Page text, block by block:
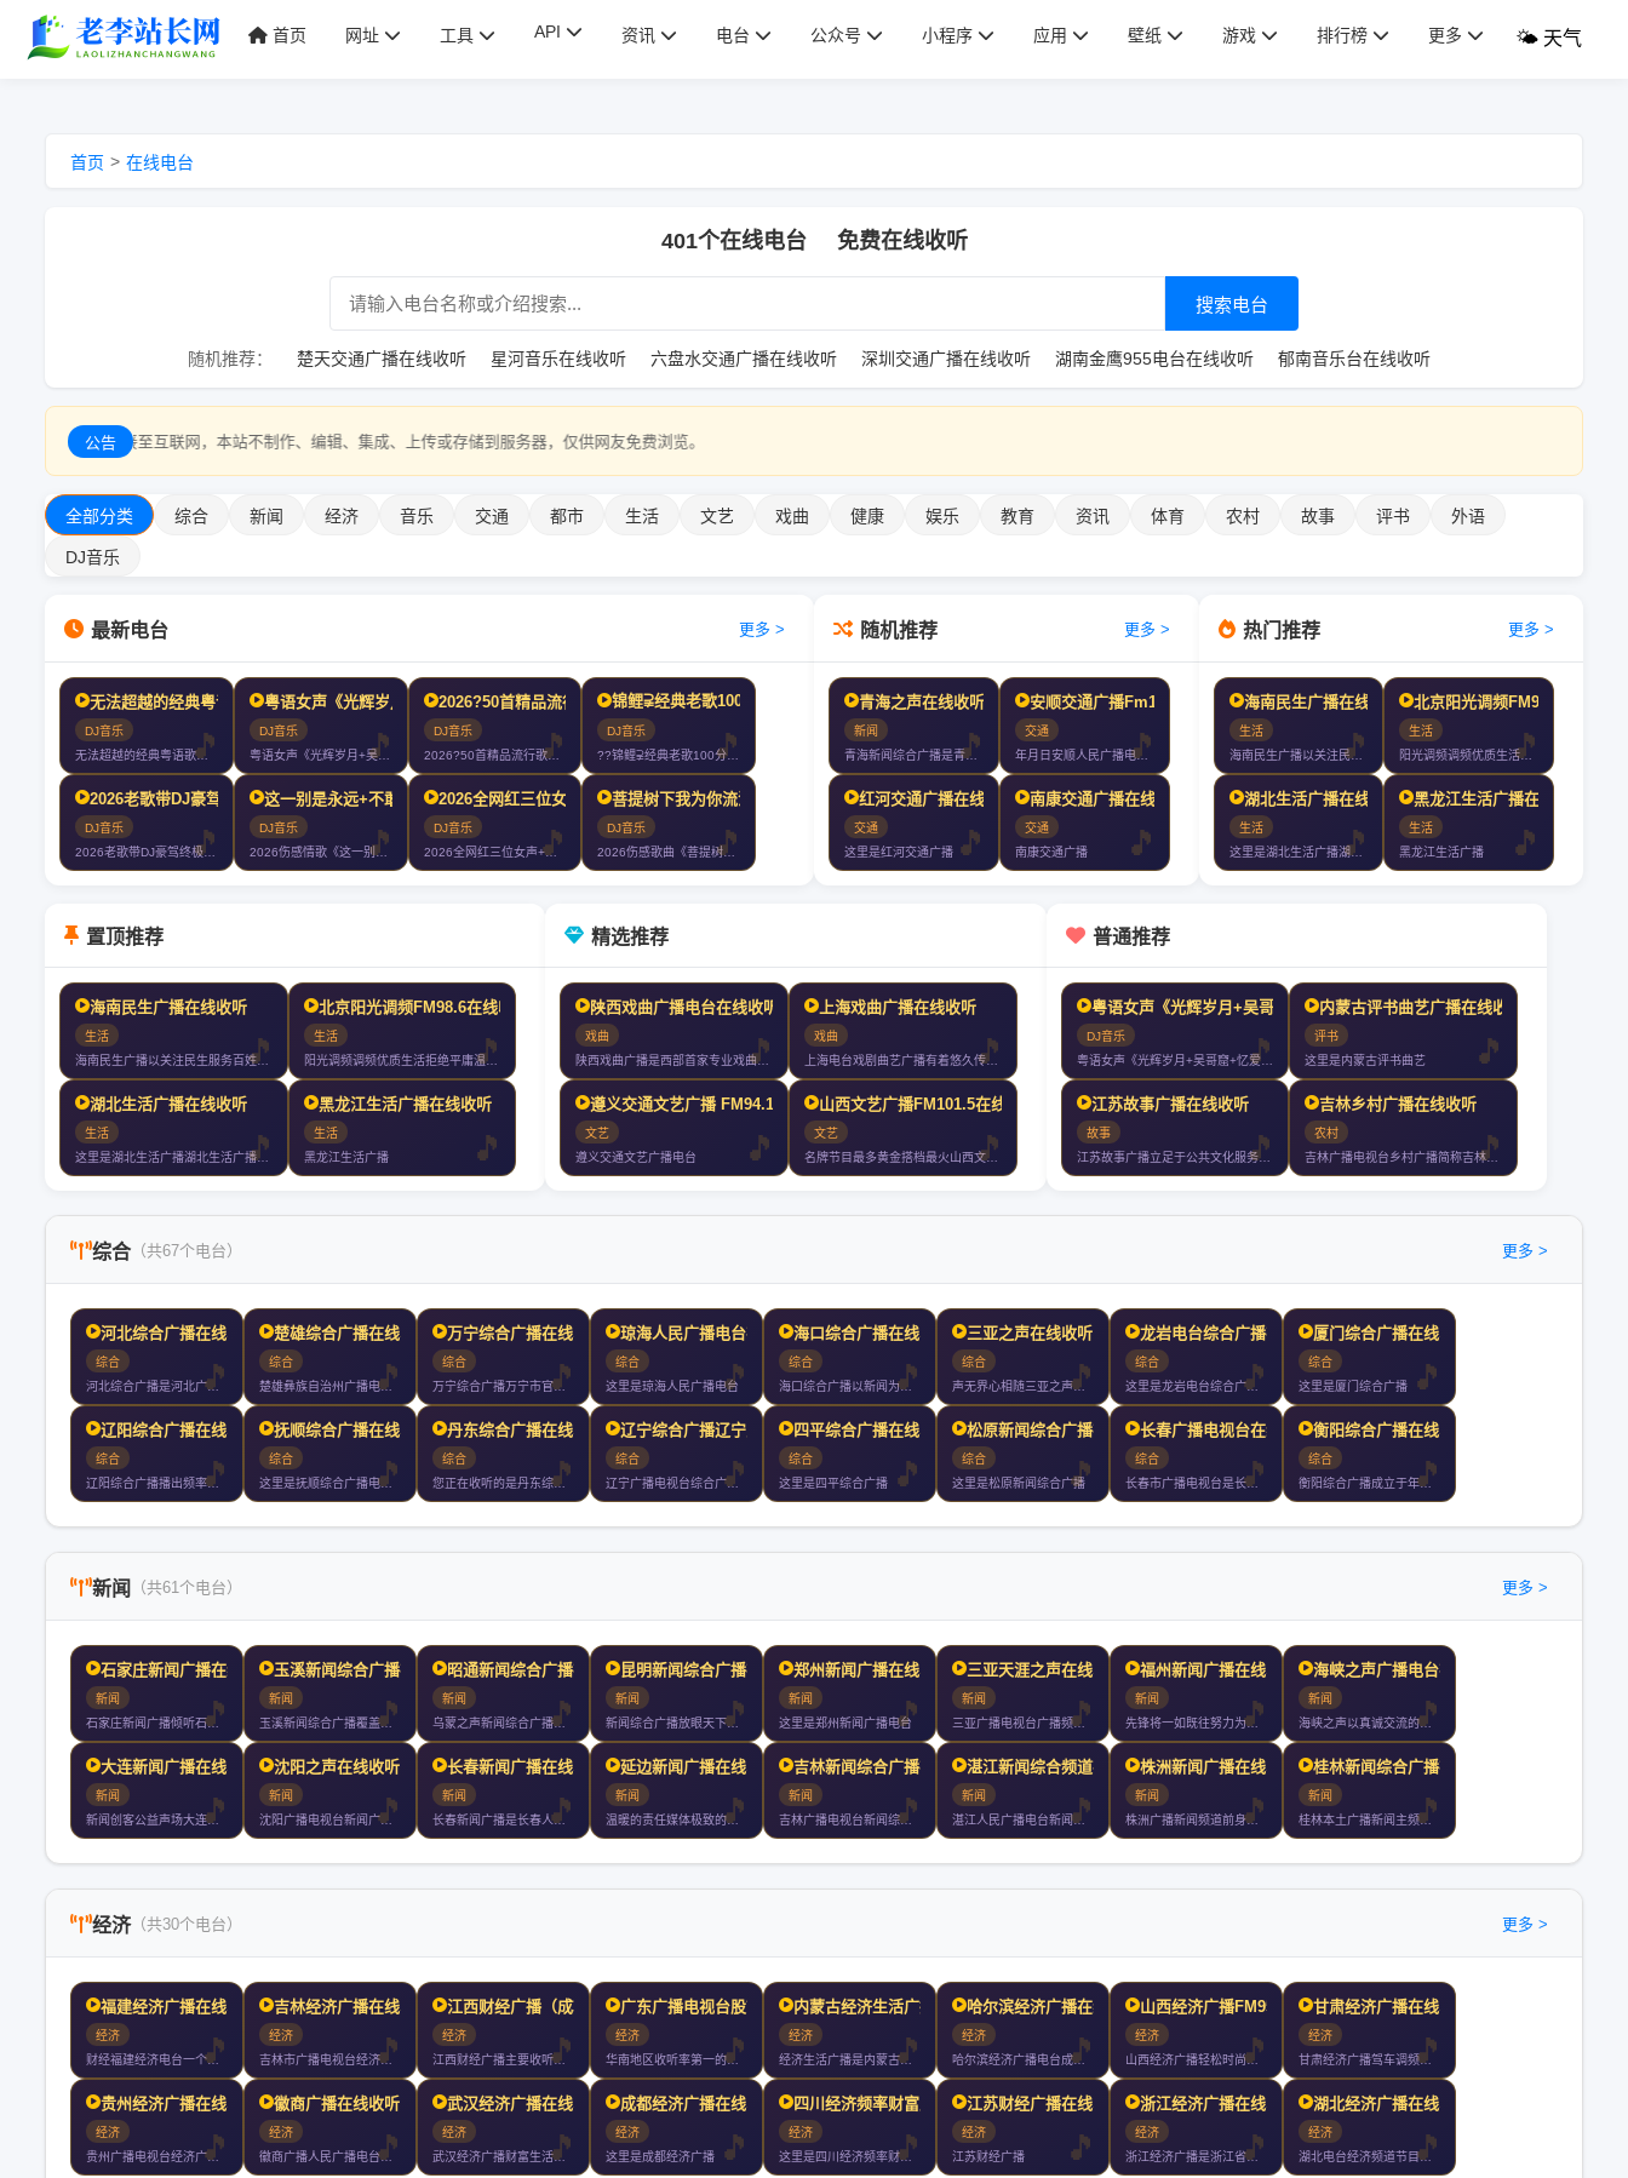
首页 网址 工具 API 资讯 电台 公众号 小程序 应用 壁纸 游戏 排行榜 更多 🌤️ 天气
首页 > 在线电台
401个在线电台 免费在线收听
搜索电台
随机推荐： 楚天交通广播在线收听 星河音乐在线收听 六盘水交通广播在线收听 深圳交通广播在线收听 湖南金鹰955电台在线收听 郁南音乐台在线收听
公告
至互联网，本站不制作、编辑、集成、上传或存储到服务器，仅供网友免费浏览。
全部分类 综合 新闻 经济 音乐 交通 都市 生活 文艺 戏曲 健康 娱乐 教育 资讯 体育 农村 故事 评书 外语
DJ音乐
最新电台 更多 >
无法超越的经典粤语歌曲《农民+大地+灰色轨迹+真的爱你+光辉岁月》车载Dj串烧
DJ音乐
无法超越的经典粤语歌曲《农民+大地+灰色轨迹+真的爱你+光辉岁月》车载
粤语女声《光辉岁月+吴哥窟+忆爱+玻璃之情+让一切随风+谁明浪子心》好听到爆?
DJ音乐
粤语女声《光辉岁月+吴哥窟+忆爱+玻璃之情+让一切随风+谁明浪子心》好
2026?50首精品流行歌曲十倍音质高清HIFI精选车载CD连载慢歌Mix?
DJ音乐
2026?50首精品流行歌曲十倍音质高清HIFI精选车载CD连载慢歌M
锦鲤⫌经典老歌100分钟⫌首首好听7080经典老歌⫌2024再创新版
DJ音乐
??锦鲤⫌经典老歌100分钟⫌首首好听7080经典老歌⫌2024再创新
2026老歌带DJ豪驾终极3小时?‍♀️你们以后就叫我大哥?
DJ音乐
2026老歌带DJ豪驾终极3小时?‍♀️你们以后就叫我大哥?
这一别是永远+不敢梦到的人+今生啊多相见+如果只是擦肩的缘分
DJ音乐
2026伤感情歌《这一别是永远+不敢梦到的人+今生啊多相见+如果只是擦
2026全网红三位女声+首首动听+首首伤感+首首爆赞+车载大碟滴滴滴
DJ音乐
2026全网红三位女声+首首动听+首首伤感+首首爆赞+车载大碟滴滴滴
菩提树下我为你流泪+孟婆求你一碗忘情汤+千滴眼泪千次心碎
DJ音乐
2026伤感歌曲《菩提树下我为你流泪+孟婆求你一碗忘情汤+千滴眼泪千次
随机推荐 更多 >
青海之声在线收听
新闻
青海新闻综合广播是青海广播电视台广播主频率青海省内覆盖范围最大受众最为
安顺交通广播Fm102.9在线收听
交通
年月日安顺人民广播电台交通之声正式开播在极短的时间内走入了寻常百姓家这
红河交通广播在线收听
交通
这里是红河交通广播
南康交通广播在线收听
交通
南康交通广播
热门推荐 更多 >
海南民生广播在线收听
生活
海南民生广播以关注民生服务百姓为宗旨是海南广播电视总台旗下最年轻的一套
北京阳光调频FM98.6在线收听
生活
阳光调频调频优质生活拒绝平庸温暖发声
湖北生活广播在线收听
生活
这里是湖北生活广播湖北生活广播你值得收听的电台
黑龙江生活广播在线收听
生活
黑龙江生活广播
置顶推荐
海南民生广播在线收听
生活
海南民生广播以关注民生服务百姓为宗旨是海南广播电视总台旗下最年轻的一套
北京阳光调频FM98.6在线收听
生活
阳光调频调频优质生活拒绝平庸温暖发声
湖北生活广播在线收听
生活
这里是湖北生活广播湖北生活广播你值得收听的电台
黑龙江生活广播在线收听
生活
黑龙江生活广播
精选推荐
陕西戏曲广播电台在线收听
戏曲
陕西戏曲广播是西部首家专业戏曲广播弘扬秦腔为主的戏曲文化用当代精神挖掘
上海戏曲广播在线收听
戏曲
上海电台戏剧曲艺广播有着悠久传统一向执着于弘扬戏曲艺术戏剧曲艺广播力足
遵义交通文艺广播 FM94.1在线收听
文艺
遵义交通文艺广播电台
山西文艺广播FM101.5在线收听
文艺
名牌节目最多黄金搭档最火山西文艺广播成立于年月日开播年山西文艺广播从经
普通推荐
粤语女声《光辉岁月+吴哥窟+忆爱+玻璃之情+让一切随风+谁明浪子心》好
DJ音乐
粤语女声《光辉岁月+吴哥窟+忆爱+玻璃之情+让一切随风+谁明浪子心》好
内蒙古评书曲艺广播在线收听
评书
这里是内蒙古评书曲艺
江苏故事广播在线收听
故事
江苏故事广播立足于公共文化服务秉承人文精神致力于打造一个综合纪实情感畅
吉林乡村广播在线收听
农村
吉林广播电视台乡村广播简称吉林乡村广播是吉林广播电视台旗下的省级农村专
综合 （共67个电台） 更多 >
河北综合广播在线收听
综合
河北综合广播是河北广播电视台广播双主频之一是河北省委省政府权
楚雄综合广播在线收听
综合
楚雄彝族自治州广播电视台主办每天播出时间小时是彝州主要的新闻
万宁综合广播在线收听
综合
万宁综合广播万宁市官方广播频率以新闻政务为核心多元传播讲好万
琼海人民广播电台在线收听
综合
这里是琼海人民广播电台
海口综合广播在线收听
综合
海口综合广播以新闻为主其他综合性资讯娱乐节目为辅每天档黄金时
三亚之声在线收听
综合
声无界心相随三亚之声小时直播精彩不断
龙岩电台综合广播在线收听
综合
这里是龙岩电台综合广播电台
厦门综合广播在线收听
综合
这里是厦门综合广播
辽阳综合广播在线收听
综合
辽阳综合广播播出频率兆赫中波千赫
抚顺综合广播在线收听
综合
这里是抚顺综合广播电台在线收听
丹东综合广播在线收听
综合
您正在收听的是丹东综合广播
辽宁综合广播辽宁之声在线
综合
辽宁广播电视台综合广播是辽宁广播电视台第一套广播节目覆盖全省
四平综合广播在线收听
综合
这里是四平综合广播
松原新闻综合广播在线收听
综合
这里是松原新闻综合广播
长春广播电视台在线收听
综合
长春市广播电视台是长春市人民政府直属正局级事业单位归口中共长
衡阳综合广播在线收听
综合
衡阳综合广播成立于年月日是湖南个市州中创办历史最悠久唯一没有
新闻 （共61个电台） 更多 >
石家庄新闻广播在线收听
新闻
石家庄新闻广播倾听石家庄的声音
玉溪新闻综合广播在线收听
新闻
玉溪新闻综合广播覆盖全市二区七县以上人口节目包括新闻类社教类
昭通新闻综合广播在线收听
新闻
乌蒙之声新闻综合广播是昭通人民广播电台的主频率整套节目以新闻
昆明新闻综合广播在线收听
新闻
新闻综合广播放眼天下事倾听万家声昆明广播电视台主频率新闻综合
郑州新闻广播在线收听
新闻
这里是郑州新闻广播电台
三亚天涯之声在线收听
新闻
三亚广播电视台广播频率天涯之声在三亚播出的频率为全天小时播音
福州新闻广播在线收听
新闻
先锋将一如既往努力为听众提供丰富多彩的广播节目热情为广告客户
海峡之声广播电台在线收听
新闻
海峡之声以真诚交流的理念丰富多彩的内容活泼多样的形式收到两岸
大连新闻广播在线收听
新闻
新闻创客公益声场大连新闻广播大连主频率声音梦工场同步我们的城
沈阳之声在线收听
新闻
沈阳广播电视台新闻广播呼号沈阳之声是沈阳地区核心新闻广播频率
长春新闻广播在线收听
新闻
长春新闻广播是长春人民广播电台下属的新闻广播频率采用调频兆赫
延边新闻广播在线收听
新闻
温暖的责任媒体极致的服务媒体权威的专业媒体接地气的陪伴媒体新
吉林新闻综合广播在线收听
新闻
吉林广播电视台新闻综合广播是吉林广播电视台旗下以新闻资讯为主
湛江新闻综合频道在线收听
新闻
湛江人民广播电台新闻综合频道外文名是湛江人民广播电台旗下的频
株洲新闻广播在线收听
新闻
株洲广播新闻频道前身为株洲人民广播电台覆盖株洲长沙湘潭等地全
桂林新闻综合广播在线收听
新闻
桂林本土广播新闻主频率覆盖面最广影响力最大的调频广播桂林新闻
经济（共30个电台） 更多 >
福建经济广播在线收听
经济
财经福建经济电台一个诞生于年的广播品牌拥有超过年的品牌积累他
吉林经济广播在线收听
经济
吉林市广播电视台经济广播是吉林市广播电视台旗下广播频率成立于
江西财经广播（成功992
经济
江西财经广播主要收听人群是岁的工商企业界人士有车一族他们是拥
广东广播电视台股市广播在
经济
华南地区收听率第一的财经资讯电台实时直击股票期货外汇黄金交易
内蒙古经济生活广播在线收
经济
经济生活广播是内蒙古人民广播电台系列频率之一播出频率为兆赫是
哈尔滨经济广播在线收听
经济
哈尔滨经济广播电台成立于年和双频发射有效覆盖人口达万以上以关
山西经济广播FM958在
经济
山西经济广播轻松时尚惠生活
甘肃经济广播在线收听
经济
甘肃经济广播驾车调频是甘肃省委省政府为实施党中央国务院西部大
贵州经济广播在线收听
经济
贵州广播电视台经济广播财富是全省第一家以主持人大板块直播为播
徽商广播在线收听
经济
徽商广播人民广播电台始建于年月日现拥有新闻综合广播文艺广播交
武汉经济广播在线收听
经济
武汉经济广播财富生活调频
成都经济广播在线收听
经济
这里是成都经济广播
四川经济频率财富广播FM
经济
这里是四川经济频率财富广播
江苏财经广播在线收听
经济
江苏财经广播
浙江经济广播在线收听
经济
浙江经济广播是浙江省内唯一的省级专业财经广播频道自年月日首播
湖北经济广播在线收听
经济
湖北电台经济频道节目特色鲜明以关注经济服务生活为宗旨深受广大